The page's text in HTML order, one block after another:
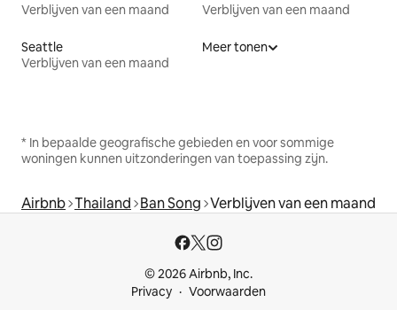
Verblijven van een maand
Verblijven van een maand
Seattle
Verblijven van een maand
Meer tonen
* In bepaalde geografische gebieden en voor sommige
woningen kunnen uitzonderingen van toepassing zijn.
Airbnb Thailand Ban Song Verblijven van een maand
© 2026 Airbnb, Inc.
Privacy
Voorwaarden